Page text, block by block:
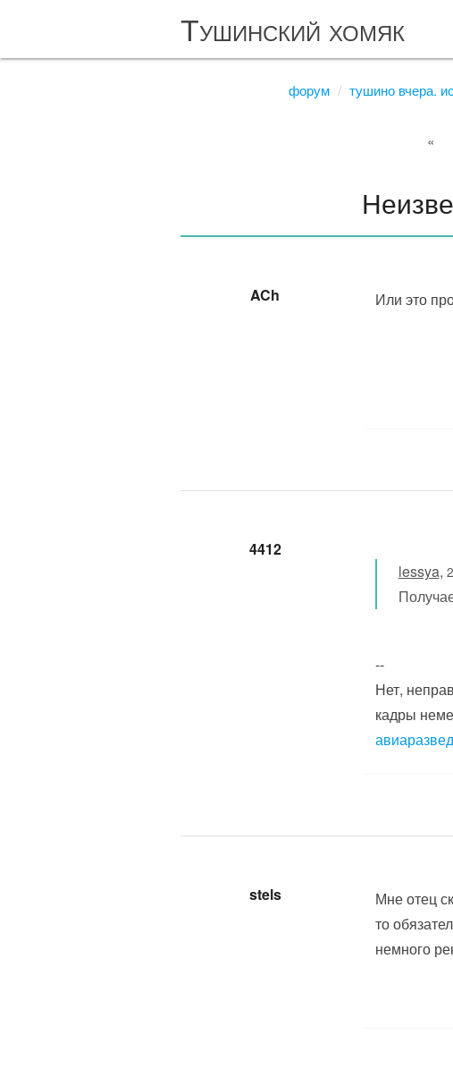
Тушинский хомяк
форум тушино вчера.
«
ACh Или это
4412
lessya,
--
Нет,
кадры
stels
Мне отец
то
немного